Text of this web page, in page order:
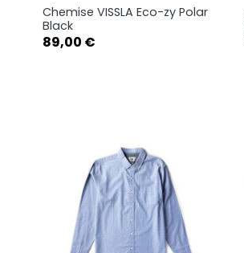
 Aperçu rapide
S
Chemise VISSLA Eco-zy Polar
Black
Prix
89,00 €